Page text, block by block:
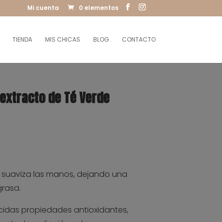
Mi cuenta 0 elementos
TIENDA MIS CHICAS BLOG CONTACTO
de Té Verde
las manos, dejando una
propiedades antioxidantes,